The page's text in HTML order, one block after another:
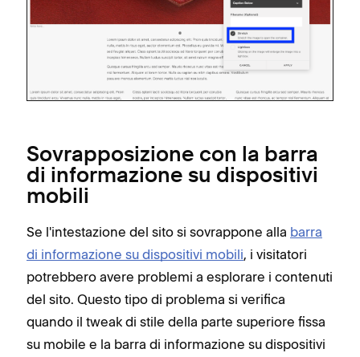
Sovrapposizione con la barra
di informazione su dispositivi
mobili
Se l'intestazione del sito si sovrappone alla barra
di informazione su dispositivi mobili, i visitatori
potrebbero avere problemi a esplorare i contenuti
del sito. Questo tipo di problema si verifica
quando il tweak di stile della parte superiore fissa
su mobile e la barra di informazione su dispositivi